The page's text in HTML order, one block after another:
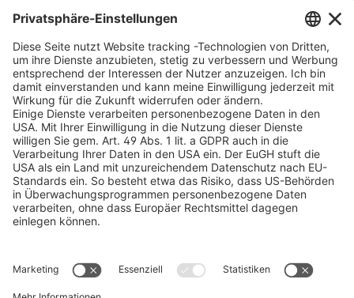
Schneekettenkonfigurator - Firmenkunden
Schneekettenkonfigurator - Privatkunden
Forstprodukte finden
Kataloge
RECHTLICHE INFORMATIONEN
Zertifikate
Bildnutzungsvereinbarung
AGBs
Datenschutz
Impressum